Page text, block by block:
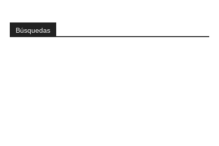
Búsquedas